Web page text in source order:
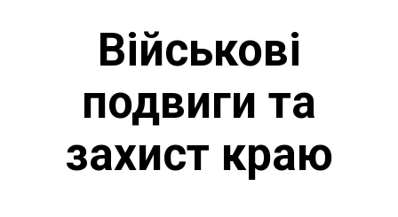
Військові
подвиги та
захист краю